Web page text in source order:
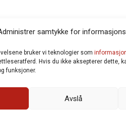
samtykke for
bruker vi teknologier som
Hvis du ikke aksepterer dette,
funksjoner.
Avslå
Vår Personvernerklæring